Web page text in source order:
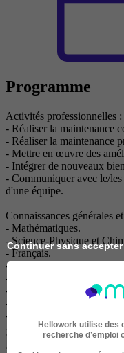
Programme
Activités professionnelles :
- Réaliser la maintenance
- Réaliser la maintenance
- Mettre en œuvre des
- Intégrer de nouveaux
- Communiquer avec le/
d'une équipe.
Connaissances générales
- Mathématiques.
- Science-Physique et
- Français.
- Histoire-Géographie et
- Arts appliqués et cultures
- Éducation physique et
- Langue vivante.
- Prévention Santé
- Économie - Gestion.
Continuer sans accepter
Hellowork utilise des
recherche d’emploi